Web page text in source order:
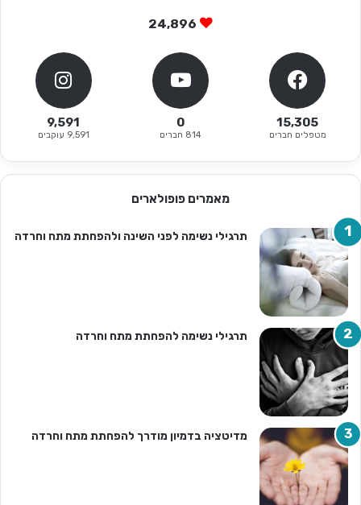
24,896
15,305
מטפלים חברים
0
814 חברים
9,591
9,591 עוקבים
מאמרים פופולארים
תרגילי נשימה לפני השינה ולהפחתת מתח וחרדה
תרגילי נשימה להפחתת מתח וחרדה
מדיטציה בדמיון מודרך להפחתת מתח וחרדה